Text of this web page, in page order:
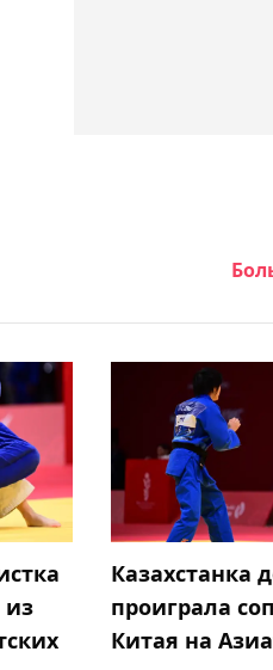
"Астаны" над
КПЛ
Денис Евсеев
пробился в
раунд
23:15, 09 августа 2026
Как выглядит
таблица КПЛ
22:44, 09 августа 2026
из
Казахстанка
проиграла
Китая на